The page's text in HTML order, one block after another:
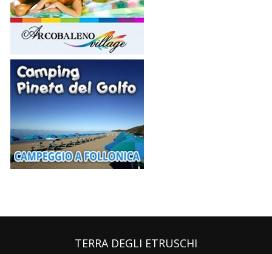
TERRA DEGLI ETRUSCHI